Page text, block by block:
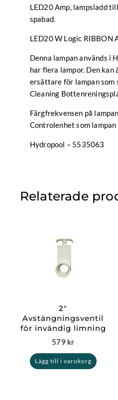
LED20 Amp, lampsladd
spabad.
LED20 W Logic RIBBON
Denna lampan används i
har flera lampor. Den kan
ersättare för lampan som
Cleaning
Färgfrekvensen på
Controlenhet som lampan
Hydropool – 5535063
Relaterade
2″
Avstängningsventil
för invändig limning
579 kr
Lägg till i varukorg